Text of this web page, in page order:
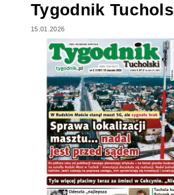
Tygodnik
15.01.2026